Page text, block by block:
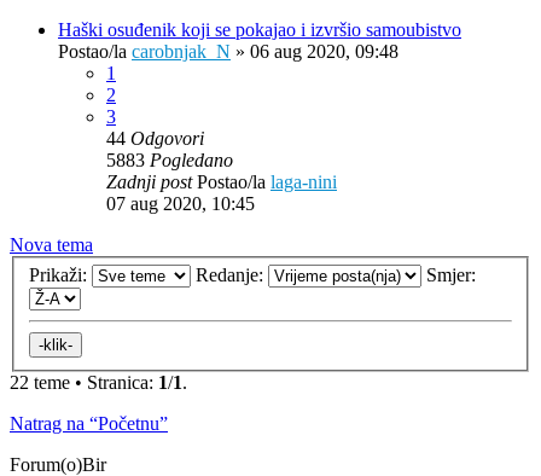
Haški osuđenik koji se pokajao i izvršio samoubistvo
Postao/la carobnjak_N » 06 aug 2020, 09:48
1
2
3
44 Odgovori
5883 Pogledano
Zadnji postPostao/la laga-nini
07 aug 2020, 10:45
Nova tema
Prikaži:
Redanje: Smjer:
22 teme • Stranica: 1/1.
Natrag na “Početnu”
Forum(o)Bir